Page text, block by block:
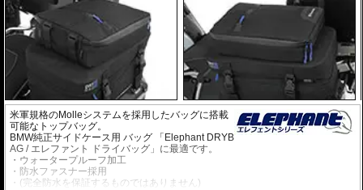
米軍規格のMolleシステムを採用したバッグに搭載
可能なトップバッグ。
BMW純正サイドケース用 バッグ 「Elephant DRYB
AG / エレファント ドライバッグ」に最適です。
・ウォータープルーフ加工
・防水ファスナー採用
・(完全防水を保証するものではありません)